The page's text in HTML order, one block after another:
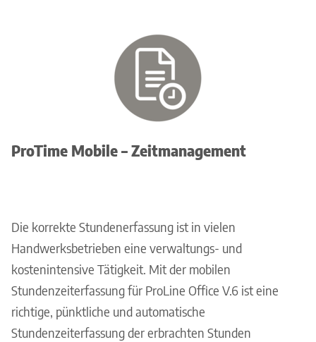
ProTime Mobile – Zeitmanagement
Die korrekte Stundenerfassung ist in vielen
Handwerksbetrieben eine verwaltungs- und
kostenintensive Tätigkeit. Mit der mobilen
Stundenzeiterfassung für ProLine Office V.6 ist eine
richtige, pünktliche und automatische
Stundenzeiterfassung der erbrachten Stunden